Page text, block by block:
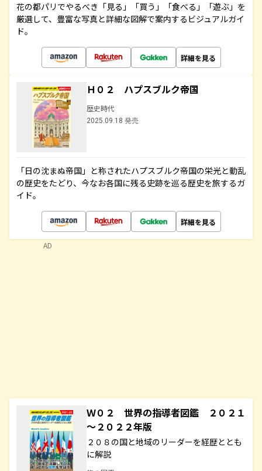
花の都パリでやるべき「見る」「買う」「食べる」「遊ぶ」を
厳選して、豊富な写真と詳細な図解で案内するビジュアルガイ
ド。
詳細を見る
Ｈ０２ ハプスブルク帝国
歴史時代
2025.09.18 発売
「日の沈まぬ帝国」と称されたハプスブルク帝国の栄光と動乱
の歴史をたどり、今なお各国に残る史跡を巡る歴史を旅するガ
イド。
詳細を見る
Ｗ０２ 世界の指導者図鑑 ２０２１
～２０２２年版
２０８の国と地域のリーダーを経歴ととも
に解説
AD